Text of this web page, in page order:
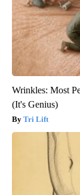
Wrinkles: Most
(It's Genius)
Tri Lift